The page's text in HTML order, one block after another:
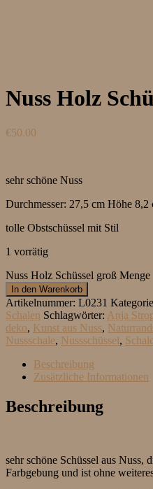
Nuss Holz
€50.00
sehr schöne Nuss
Durchmesser: 27,5 cm Höhe 8,2
tolle Obstschüssel mit Stil
1 vorrätig
Nuss Holz Schüssel groß Menge
In den Warenkorb
Artikelnummer: L0231
Schalen Schlagwörter: Anja
deko, Kunst aus Nuss,
Nussschale, Nussschüssel, Schale
Beschreibung
Zusätzliche Informationen
Beschreibung
sehr schöne Schüssel aus Nuss,
Farbgebung und ist ohne